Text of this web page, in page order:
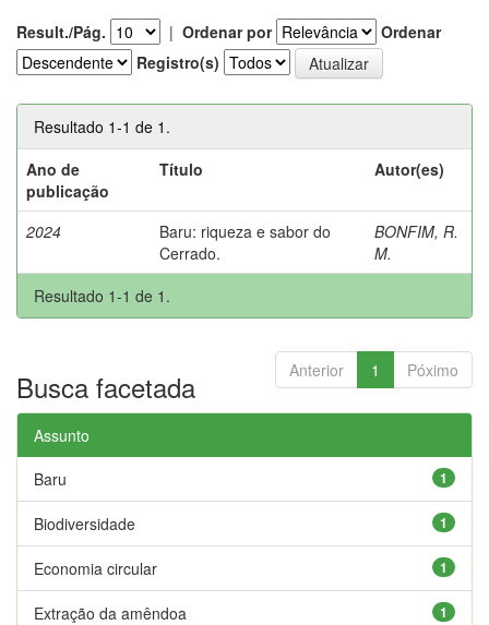
Result./Pág. | Ordenar por
Ordenar
Registro(s)
Resultado 1-1 de 1.
Ano de
publicação
Título Autor(es)
2024
Baru: riqueza e sabor do
Cerrado.
BONFIM, R.
M.
Resultado 1-1 de 1.
Anterior 1 Póximo
Busca facetada
Assunto
1
Baru
1
Biodiversidade
1
Economia circular
1
Extração da amêndoa